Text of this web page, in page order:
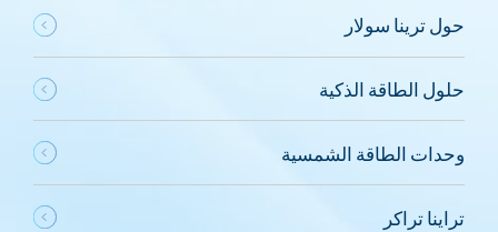
حول ترينا سولار
حلول الطاقة الذكية
وحدات الطاقة الشمسية
تراينا تراكر